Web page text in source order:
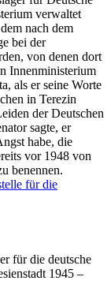
verwaltet
nach dem
bei der
von denen dort
Innenministerium
als er seine Worte
in Terezin
der Deutschen
sagte, er
habe, die
vor 1948 von
benennen.
für die
für die deutsche
1945 –